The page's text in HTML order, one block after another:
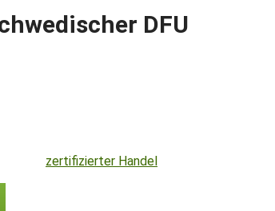
DFU
zertifizierter Handel